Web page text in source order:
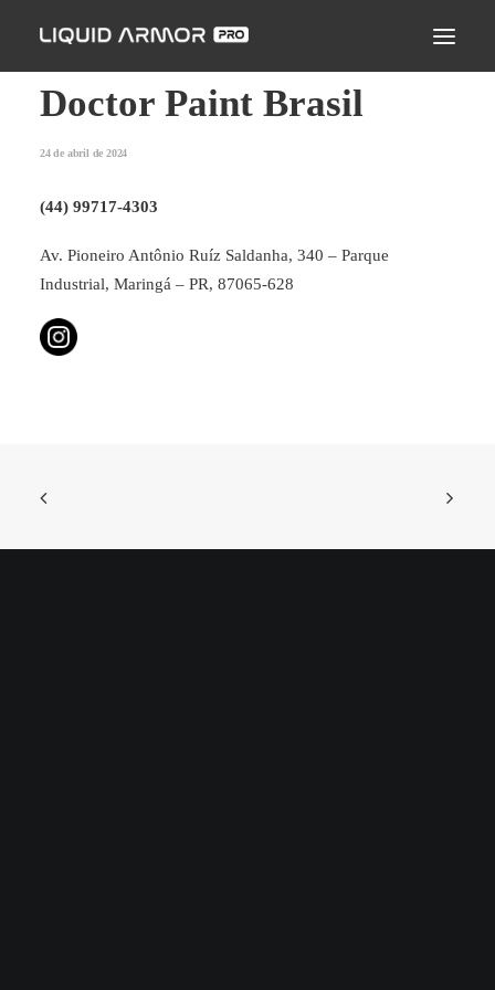
LIQUID ARMOR PRO
MODO DE APLICAÇÃO
PERGUNTAS FREQUENTES
Doctor Paint Brasil
24 de abril de 2024
(44) 99717-4303
Av. Pioneiro Antônio Ruíz Saldanha, 340 – Parque
Industrial, Maringá – PR, 87065-628